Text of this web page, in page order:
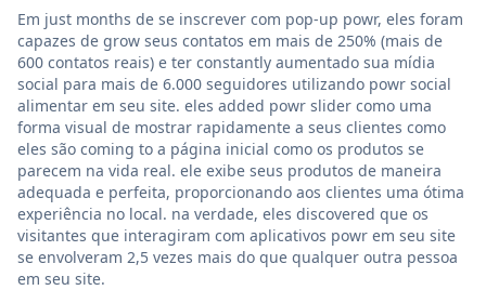
Em just months de se inscrever com pop-up powr, eles foram
capazes de grow seus contatos em mais de 250% (mais de
600 contatos reais) e ter constantly aumentado sua mídia
social para mais de 6.000 seguidores utilizando powr social
alimentar em seu site. eles added powr slider como uma
forma visual de mostrar rapidamente a seus clientes como
eles são coming to a página inicial como os produtos se
parecem na vida real. ele exibe seus produtos de maneira
adequada e perfeita, proporcionando aos clientes uma ótima
experiência no local. na verdade, eles discovered que os
visitantes que interagiram com aplicativos powr em seu site
se envolveram 2,5 vezes mais do que qualquer outra pessoa
em seu site.